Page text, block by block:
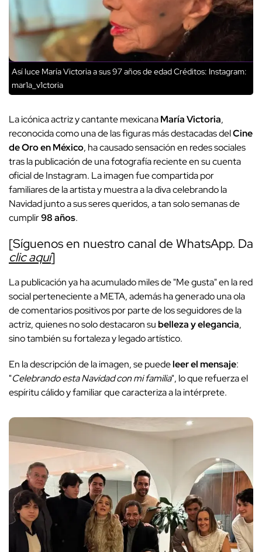
Así luce María Victoria a sus 97 años de edadCréditos: Instagram:
mar1a_v1ctoria
La icónica actriz y cantante mexicanaMaría Victoria,
reconocida como una de las figuras más destacadas delCine
de Oro en México, ha causado sensación en redes sociales
tras la publicación de una fotografía reciente en su cuenta
oficial de Instagram. La imagen fue compartida por
familiares de la artista y muestra a la diva celebrando la
Navidad junto a sus seres queridos, a tan solo semanas de
cumplir98 años.
[Síguenos en nuestro canal de WhatsApp. Da
clic aquí]
La publicación ya ha acumulado miles de "Me gusta" en la red
social perteneciente a META, además ha generado una ola
de comentarios positivos por parte de los seguidores de la
actriz, quienes no solo destacaron subelleza y elegancia,
sino también su fortaleza y legado artístico.
En la descripción de la imagen, se puedeleer el mensaje:
"Celebrando esta Navidad con mi familia", lo que refuerza el
espíritu cálido y familiar que caracteriza a la intérprete.